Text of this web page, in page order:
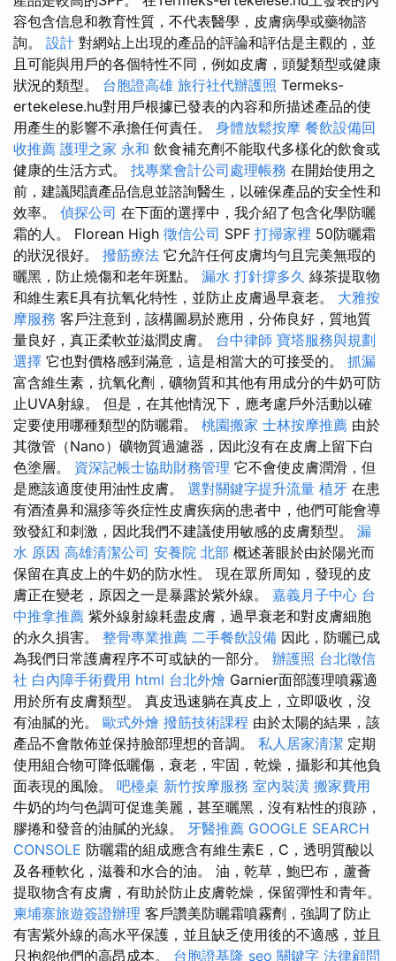
容包含信息和教育性質，不代表醫學，皮膚病學或藥物諮
詢。 設計 對網站上出現的產品的評論和評估是主觀的，並
且可能與用戶的各個特性不同，例如皮膚，頭髮類型或健康
狀況的類型。 台胞證高雄 旅行社代辦護照 Termeks-
ertekelese.hu對用戶根據已發表的內容和所描述產品的使
用產生的影響不承擔任何責任。 身體放鬆按摩 餐飲設備回
收推薦 護理之家 永和 飲食補充劑不能取代多樣化的飲食或
健康的生活方式。 找專業會計公司處理帳務 在開始使用之
前，建議閱讀產品信息並諮詢醫生，以確保產品的安全性和
效率。 偵探公司 在下面的選擇中，我介紹了包含化學防曬
霜的人。 Florean High 徵信公司 SPF 打掃家裡 50防曬霜
的狀況很好。 撥筋療法 它允許任何皮膚均勻且完美無瑕的
曬黑，防止燒傷和老年斑點。 漏水 打針撐多久 綠茶提取物
和維生素E具有抗氧化特性，並防止皮膚過早衰老。 大雅按
摩服務 客戶注意到，該構圖易於應用，分佈良好，質地質
量良好，真正柔軟並滋潤皮膚。 台中律師 寶塔服務與規劃
選擇 它也對價格感到滿意，這是相當大的可接受的。 抓漏
富含維生素，抗氧化劑，礦物質和其他有用成分的牛奶可防
止UVA射線。 但是，在其他情況下，應考慮戶外活動以確
定要使用哪種類型的防曬霜。 桃園搬家 士林按摩推薦 由於
其微管（Nano）礦物質過濾器，因此沒有在皮膚上留下白
色塗層。 資深記帳士協助財務管理 它不會使皮膚潤滑，但
是應該適度使用油性皮膚。 選對關鍵字提升流量 植牙 在患
有酒渣鼻和濕疹等炎症性皮膚疾病的患者中，他們可能會導
致發紅和刺激，因此我們不建議使用敏感的皮膚類型。 漏
水 原因 高雄清潔公司 安養院 北部 概述著眼於由於陽光而
保留在真皮上的牛奶的防水性。 現在眾所周知，發現的皮
膚正在變老，原因之一是暴露於紫外線。 嘉義月子中心 台
中推拿推薦 紫外線射線耗盡皮膚，過早衰老和對皮膚細胞
的永久損害。 整骨專業推薦 二手餐飲設備 因此，防曬已成
為我們日常護膚程序不可或缺的一部分。 辦護照 台北徵信
社 白內障手術費用 html 台北外燴 Garnier面部護理噴霧適
用於所有皮膚類型。 真皮迅速躺在真皮上，立即吸收，沒
有油膩的光。 歐式外燴 撥筋技術課程 由於太陽的結果，該
產品不會散佈並保持臉部理想的音調。 私人居家清潔 定期
使用組合物可降低曬傷，衰老，牢固，乾燥，攝影和其他負
面表現的風險。 吧檯桌 新竹按摩服務 室內裝潢 搬家費用
牛奶的均勻色調可促進美麗，甚至曬黑，沒有粘性的痕跡，
膠捲和發音的油膩的光線。 牙醫推薦 GOOGLE SEARCH
CONSOLE 防曬霜的組成應含有維生素E，C，透明質酸以
及各種軟化，滋養和水合的油。 油，乾草，鮑巴布，蘆薈
提取物含有皮膚，有助於防止皮膚乾燥，保留彈性和青年。
柬埔寨旅遊簽證辦理 客戶讚美防曬霜噴霧劑，強調了防止
有害紫外線的高水平保護，並且缺乏使用後的不適感，並且
只抱怨他們的高昂成本。 台胞證基隆 seo 關鍵字 法律顧問